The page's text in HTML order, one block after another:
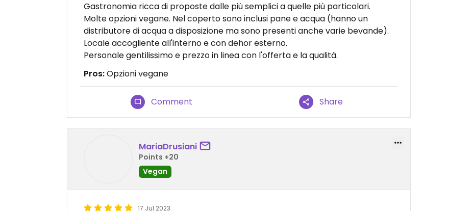
Gastronomia ricca di proposte dalle più semplici a quelle più particolari.
Molte opzioni vegane. Nel coperto sono inclusi pane e acqua (hanno un
distributore di acqua a disposizione ma sono presenti anche varie bevande).
Locale accogliente all'interno e con dehor esterno.
Personale gentilissimo e prezzo in linea con l'offerta e la qualità.
Pros:Opzioni vegane
Comment Share
MariaDrusiani
Points +20
Vegan
17 Jul 2023